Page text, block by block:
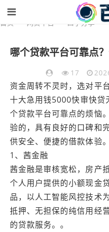
首页 网贷平台 口子分享
17
资金周转不灵时，选对平
十大急用钱5000快审快
个贷款平台可靠点的烦恼
验的，具有良好的口碑和
供安全、便捷的借款体验。
1、茜金融
茜金融是审核宽松，房产
个人用户提供的小额现金
品，以人工智能风控技术
抵押、无担保的纯信用经
的贷款服务。。